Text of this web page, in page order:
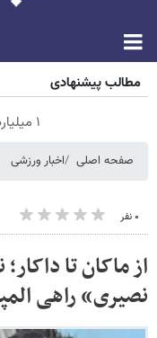
مطالب پیشنهادی
۱ میلیارد اعتبار خرید طلا | بدون ضامن و چک
صفحه اصلی اخبار ورزشی
۰ نفر
از ماکان تا
نصیری» راهی